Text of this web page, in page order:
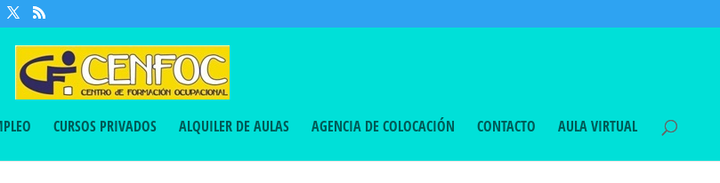
CURSOS PRIVADOS ALQUILER DE AULAS AGENCIA DE COLOCACIÓN CONTACTO AULA VIRTUAL